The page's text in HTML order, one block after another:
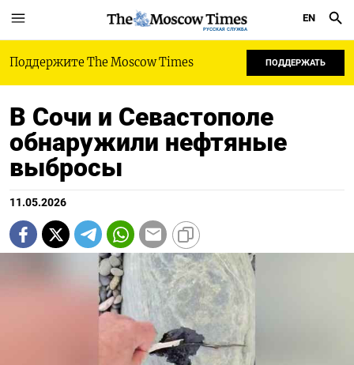
РУССКАЯ СЛУЖБА
EN
Поддержите The Moscow Times ПОДДЕРЖАТЬ
В Сочи и Севастополе
обнаружили нефтяные
выбросы
11.05.2026